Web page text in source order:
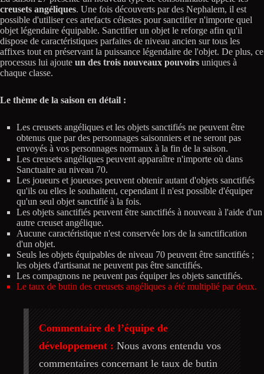
creusets angéliques. Une fois découverts par des Nephalem, il est
possible d'utiliser ces artefacts célestes pour sanctifier n'importe quel
objet légendaire équipable. Sanctifier un objet le reforge afin qu'il
dispose de caractéristiques parfaites de niveau ancien sur tous les
affixes tout en préservant la puissance légendaire de l'objet. De plus, ce
processus lui ajoute un des trois nouveaux pouvoirs uniques à
chaque classe.
Le thème de la saison en détail :
Les creusets angéliques et les objets sanctifiés ne peuvent être
obtenus que par des personnages saisonniers et ne seront pas
envoyés à vos personnages normaux à la fin de la saison.
Les creusets angéliques peuvent apparaître n'importe où dans
Sanctuaire au niveau 70.
Les joueurs et joueuses peuvent obtenir autant d'objets sanctifiés
qu'ils ou elles le souhaitent, cependant il n'est possible d'équiper
qu'un seul objet sanctifié à la fois.
Les objets sanctifiés peuvent être sanctifiés à nouveau à l'aide d'un
autre creuset angélique.
Aucune caractéristique n'est conservée lors de la sanctification
d'un objet.
Seuls les objets équipables de niveau 70 peuvent être sanctifiés ;
les objets d'artisanat ne peuvent pas être sanctifiés.
Les compagnons ne peuvent pas équiper les objets sanctifiés.
Le taux de butin des creusets angéliques a été multiplié par deux.
Commentaire de l’équipe de
développement : Nous avons entendu vos
commentaires concernant le taux de butin